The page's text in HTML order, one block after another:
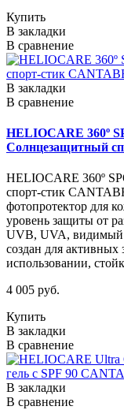
Купить
В закладки
В сравнение
В закладки
В сравнение
HELIOCARE 360º
Солнцезащитный
HELIOCARE 360º
спорт-стик
фотопротектор для
уровень защиты от
UVB, UVA, видимый
создан для активных
использовании,
4 005 руб.
Купить
В закладки
В сравнение
В закладки
В сравнение